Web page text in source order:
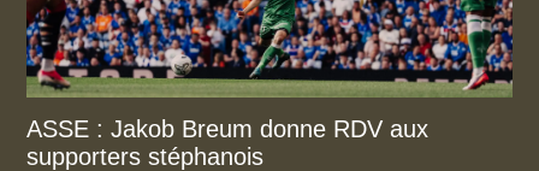
ASSE : Jakob Breum donne RDV aux
supporters stéphanois